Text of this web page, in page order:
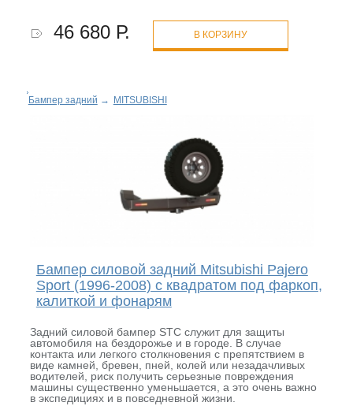
46 680 Р. В КОРЗИНУ
Бампер задний → MITSUBISHI
Бампер силовой задний Mitsubishi Pajero
Sport (1996-2008) с квадратом под фаркоп,
калиткой и фонарям
Задний силовой бампер STC служит для защиты
автомобиля на бездорожье и в городе. В случае
контакта или легкого столкновения с препятствием в
виде камней, бревен, пней, колей или незадачливых
водителей, риск получить серьезные повреждения
машины существенно уменьшается, а это очень важно
в экспедициях и в повседневной жизни.